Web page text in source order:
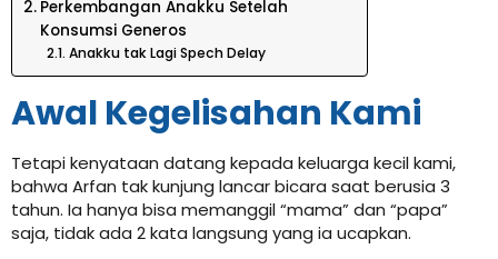
Perkembangan Anakku Setelah
Konsumsi Generos
Anakku tak Lagi Spech Delay
Awal Kegelisahan Kami
Tetapi kenyataan datang kepada keluarga kecil kami,
bahwa Arfan tak kunjung lancar bicara saat berusia 3
tahun. Ia hanya bisa memanggil “mama” dan “papa”
saja, tidak ada 2 kata langsung yang ia ucapkan.